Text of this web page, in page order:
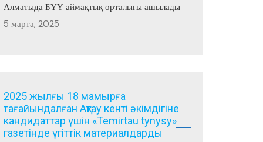
Алматыда БҰҰ аймақтық орталығы ашылады
5 марта, 2025
2025 жылғы 18 мамырға
тағайындалған Ақтау кенті әкімдігіне
кандидаттар үшін «Temirtau tynysy»
газетінде үгіттік материалдарды